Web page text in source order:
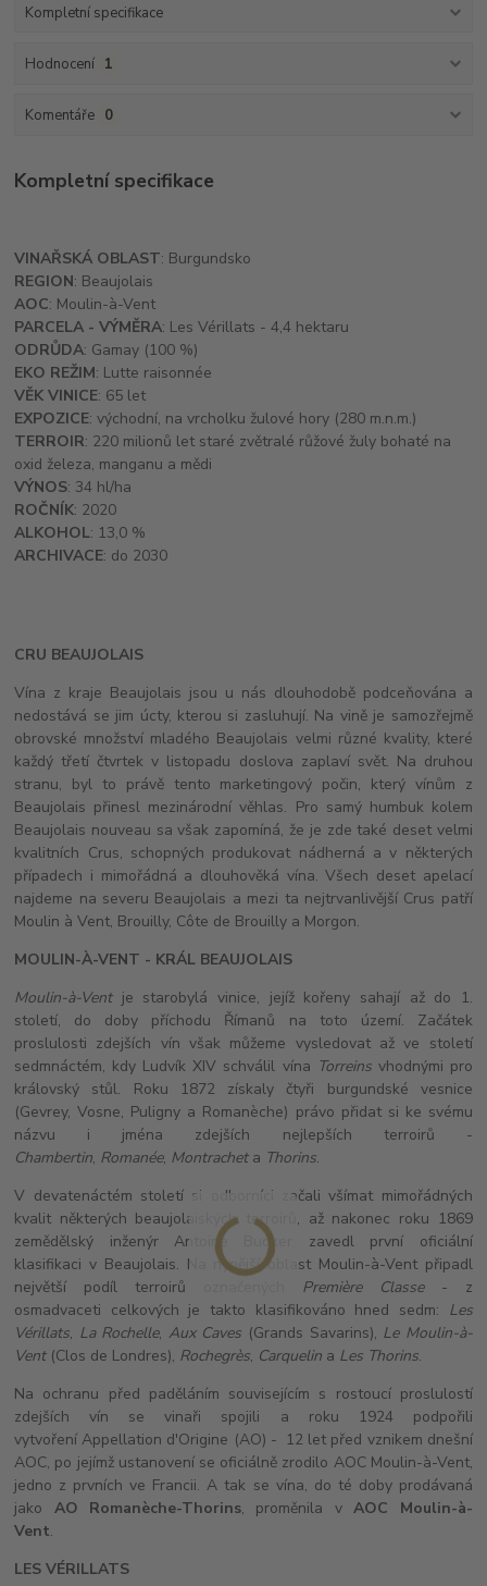
Kompletní specifikace
Hodnocení 1
Komentáře 0
Kompletní specifikace
VINAŘSKÁ OBLAST: Burgundsko
REGION: Beaujolais
AOC: Moulin-à-Vent
PARCELA - VÝMĚRA: Les Vérillats - 4,4 hektaru
ODRŮDA: Gamay (100 %)
EKO REŽIM: Lutte raisonnée
VĚK VINICE: 65 let
EXPOZICE: východní, na vrcholku žulové hory (280 m.n.m.)
TERROIR: 220 milionů let staré zvětralé růžové žuly bohaté na
oxid železa, manganu a mědi
VÝNOS: 34 hl/ha
ROČNÍK: 2020
ALKOHOL: 13,0 %
ARCHIVACE: do 2030
CRU BEAUJOLAIS
Vína z kraje Beaujolais jsou u nás dlouhodobě podceňována a
nedostává se jim úcty, kterou si zasluhují. Na vině je samozřejmě
obrovské množství mladého Beaujolais velmi různé kvality, které
každý třetí čtvrtek v listopadu doslova zaplaví svět. Na druhou
stranu, byl to právě tento marketingový počin, který vínům z
Beaujolais přinesl mezinárodní věhlas. Pro samý humbuk kolem
Beaujolais nouveau sa však zapomíná, že je zde také deset velmi
kvalitních Crus, schopných produkovat nádherná a v některých
případech i mimořádná a dlouhověká vína. Všech deset apelací
najdeme na severu Beaujolais a mezi ta nejtrvanlivější Crus patří
Moulin à Vent, Brouilly, Côte de Brouilly a Morgon.
MOULIN-À-VENT - KRÁL BEAUJOLAIS
Moulin-à-Ventje starobylá vinice, jejíž kořeny sahají až do 1.
století, do doby příchodu Římanů na toto území. Začátek
proslulosti zdejších vín však můžeme vysledovat až ve století
sedmnáctém, kdy Ludvík XIV schválil vína Torreinsvhodnými pro
královský stůl. Roku 1872 získaly čtyři burgundské vesnice
(Gevrey, Vosne, Puligny a Romanèche) právo přidat si ke svému
názvu i jména zdejších nejlepších terroirů -
Chambertin, Romanée, Montracheta Thorins.
V devatenáctém století si odborníci začali všímat mimořádných
kvalit některých beaujolaiských terroirů, až nakonec roku 1869
zemědělský inženýr Antoine Budker zavedl první oficiální
klasifikaci v Beaujolais. Na nynější oblast Moulin-à-Vent připadl
největší podíl terroirů označených Première Classe- z
osmadvaceti celkových je takto klasifikováno hned sedm: Les
Vérillats, La Rochelle, Aux Caves (Grands Savarins), Le Moulin-à-
Vent (Clos de Londres), Rochegrès, Carquelin a Les Thorins.
Na ochranu před paděláním souvisejícím s rostoucí proslulostí
zdejších vín se vinaři spojili a roku 1924 podpořili
vytvoření Appellation d'Origine (AO) - 12 let před vznikem dnešní
AOC, po jejímž ustanovení se oficiálně zrodilo AOC Moulin-à-Vent,
jedno z prvních ve Francii. A tak se vína, do té doby prodávaná
jako AO Romanèche-Thorins, proměnila vAOC Moulin-à-
Vent.
LES VÉRILLATS